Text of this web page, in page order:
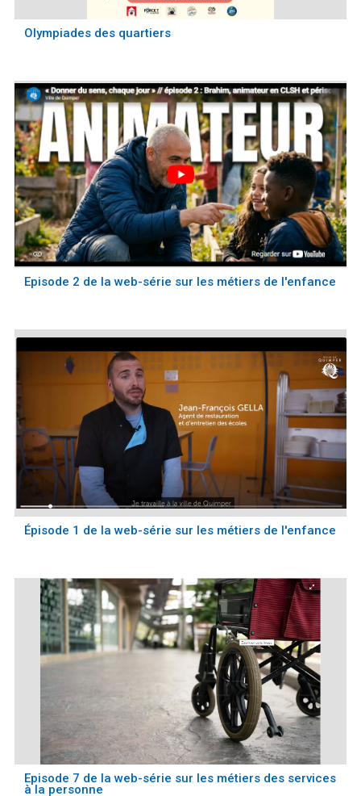
Olympiades des quartiers
Episode 2 de la web-série sur les métiers de l'enfance
Épisode 1 de la web-série sur les métiers de l'enfance
Episode 7 de la web-série sur les métiers des services
à la personne